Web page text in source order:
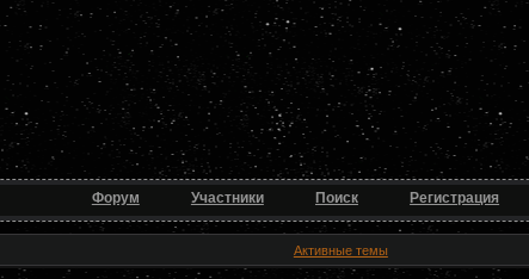
Форум Участники Поиск Регистрация
Активные темы